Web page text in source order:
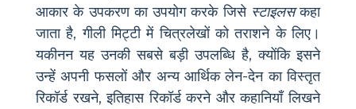
आकार के उपकरण का उपयोग करके जिसे स्टाइलसकहा
जाता है, गीली मिट्टी में चित्रलेखों को तराशने के लिए।
यकीनन यह उनकी सबसे बड़ी उपलब्धि है, क्योंकि इसने
उन्हें अपनी फसलों और अन्य आर्थिक लेन-देन का विस्तृत
रिकॉर्ड रखने, इतिहास रिकॉर्ड करने और कहानियाँ लिखने